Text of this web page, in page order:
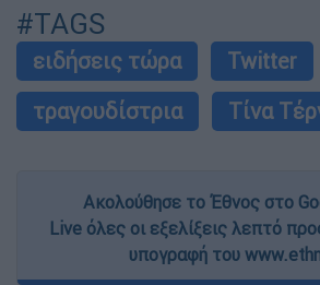
#TAGS
ειδήσεις τώρα
Twitter
τραγουδίστρια
Τίνα
Ακολούθησε το Έθνος στο
Live όλες οι εξελίξεις λεπτό
υπογραφή του